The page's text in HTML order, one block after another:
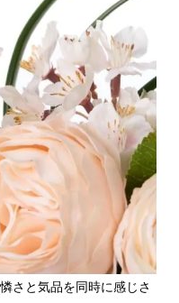
さと気品を同時に感じさ